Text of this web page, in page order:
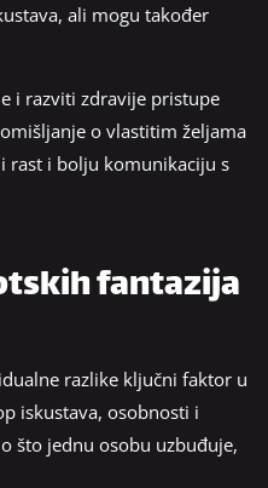
ali mogu također
i razviti zdravije pristupe
o vlastitim željama
rast i bolju komunikaciju s
fantazija
razlike ključni faktor u
iskustava, osobnosti i
što jednu osobu uzbuđuje,